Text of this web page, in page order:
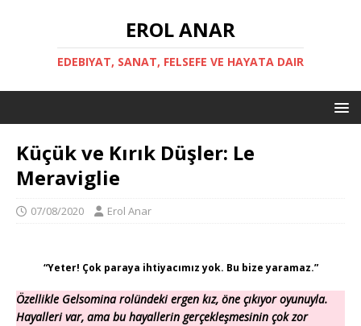
EROL ANAR
EDEBIYAT, SANAT, FELSEFE VE HAYATA DAIR
Küçük ve Kırık Düşler: Le
Meraviglie
07/08/2020 Erol Anar
“Yeter! Çok paraya ihtiyacımız yok. Bu bize yaramaz.”
Özellikle Gelsomina rolündeki ergen kız, öne çıkıyor oyunuyla.
Hayalleri var, ama bu hayallerin gerçekleşmesinin çok zor